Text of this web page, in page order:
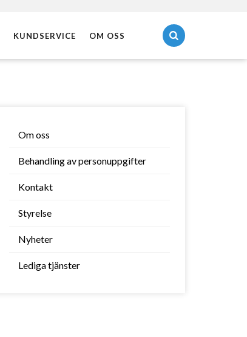
KUNDSERVICE OM OSS Öppna/stäng sök
Om oss
Behandling av personuppgifter
Kontakt
Styrelse
Nyheter
Lediga tjänster